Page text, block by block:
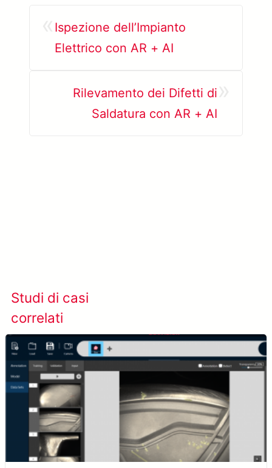
Ispezione dell’Impianto
Elettrico con AR + AI
Rilevamento dei Difetti di
Saldatura con AR + AI
Studi di casi
correlati